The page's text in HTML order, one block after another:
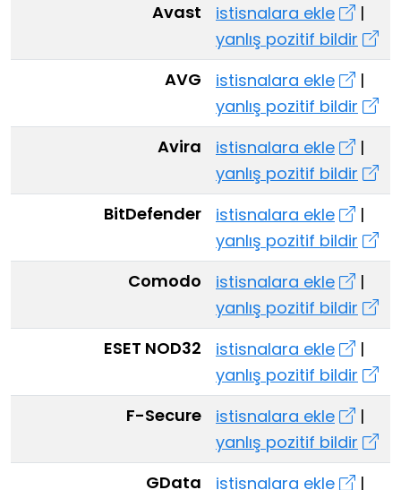
Avast istisnalara ekle
|
yanlış pozitif bildir
AVG
istisnalara ekle
|
yanlış pozitif bildir
Avira
istisnalara ekle
|
yanlış pozitif bildir
BitDefender
istisnalara ekle
|
yanlış pozitif bildir
Comodo
istisnalara ekle
|
yanlış pozitif bildir
ESET NOD32
istisnalara ekle
|
yanlış pozitif bildir
F-Secure
istisnalara ekle
|
yanlış pozitif bildir
GData
istisnalara ekle
|